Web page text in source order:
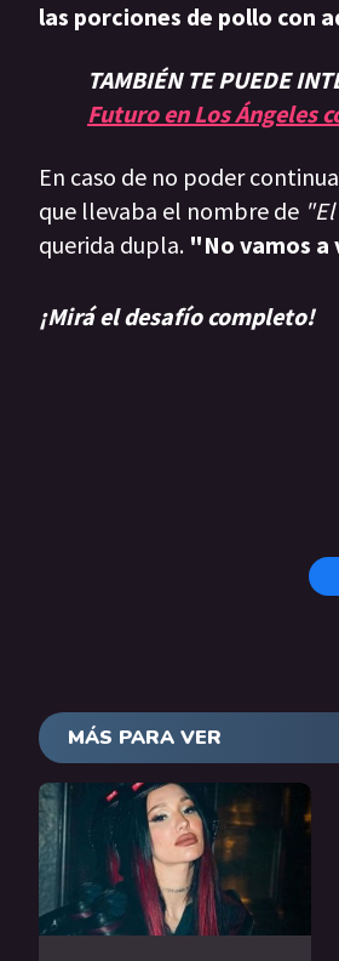
las porciones de pollo con
TAMBIÉN TE PUEDE
Futuro en Los Ángeles
En caso de no poder
que llevaba el nombre de
querida dupla. "No vamos a
¡Mirá el desafío completo!
MÁS PARA VER